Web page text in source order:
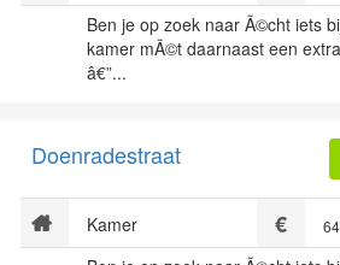
Ben je op zoek naar Ã©cht iets
kamer mÃ©t daarnaast een
â€”...
Doenradestraat
Kamer